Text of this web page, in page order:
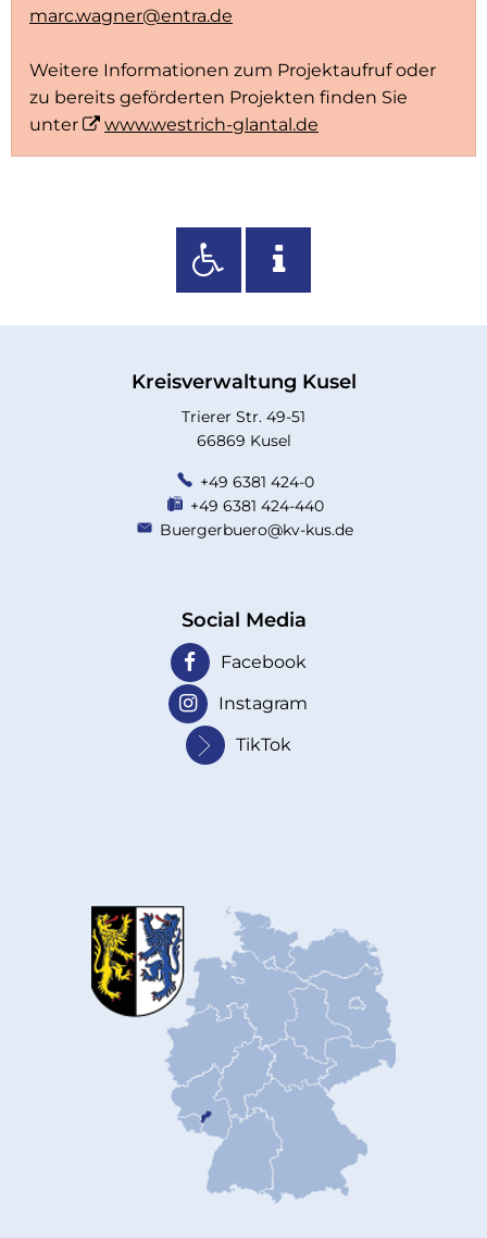
marc.wagner@entra.de
Weitere Informationen zum Projektaufruf oder
zu bereits geförderten Projekten finden Sie
unter
www.westrich-glantal.de
Kreisverwaltung Kusel
Trierer Str. 49-51
66869 Kusel
+49 6381 424-0
+49 6381 424-440
Buergerbuero@kv-kus.de
Social Media
Facebook
Instagram
TikTok